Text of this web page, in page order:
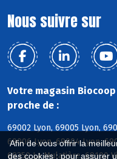
Afin de vous offrir la
des cookies : pour assurer
Nous suivre sur
Votre magasin
proche de :
69002 Lyon, 69005 Lyon,
69006 Lyon, 69004 Lyon,
69350 La Mulatière, 69100